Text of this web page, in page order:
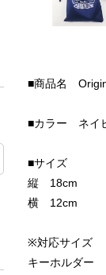
■商品名
■カラー ネイ
■サイズ
縦 18cm
横 12cm
※対応サイズ
キーホルダー